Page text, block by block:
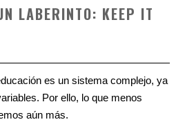
LABERINTO: KEEP IT
es un sistema complejo, ya
Por ello, lo que menos
aún más.